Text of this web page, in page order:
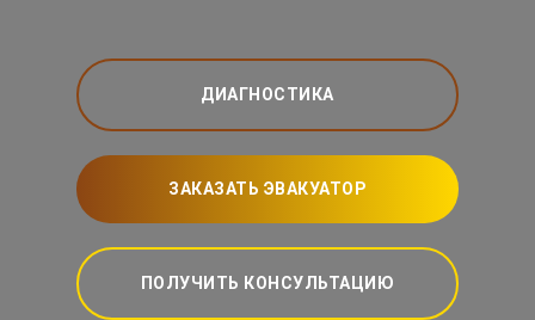
ДИАГНОСТИКА
ЗАКАЗАТЬ ЭВАКУАТОР
ПОЛУЧИТЬ КОНСУЛЬТАЦИЮ